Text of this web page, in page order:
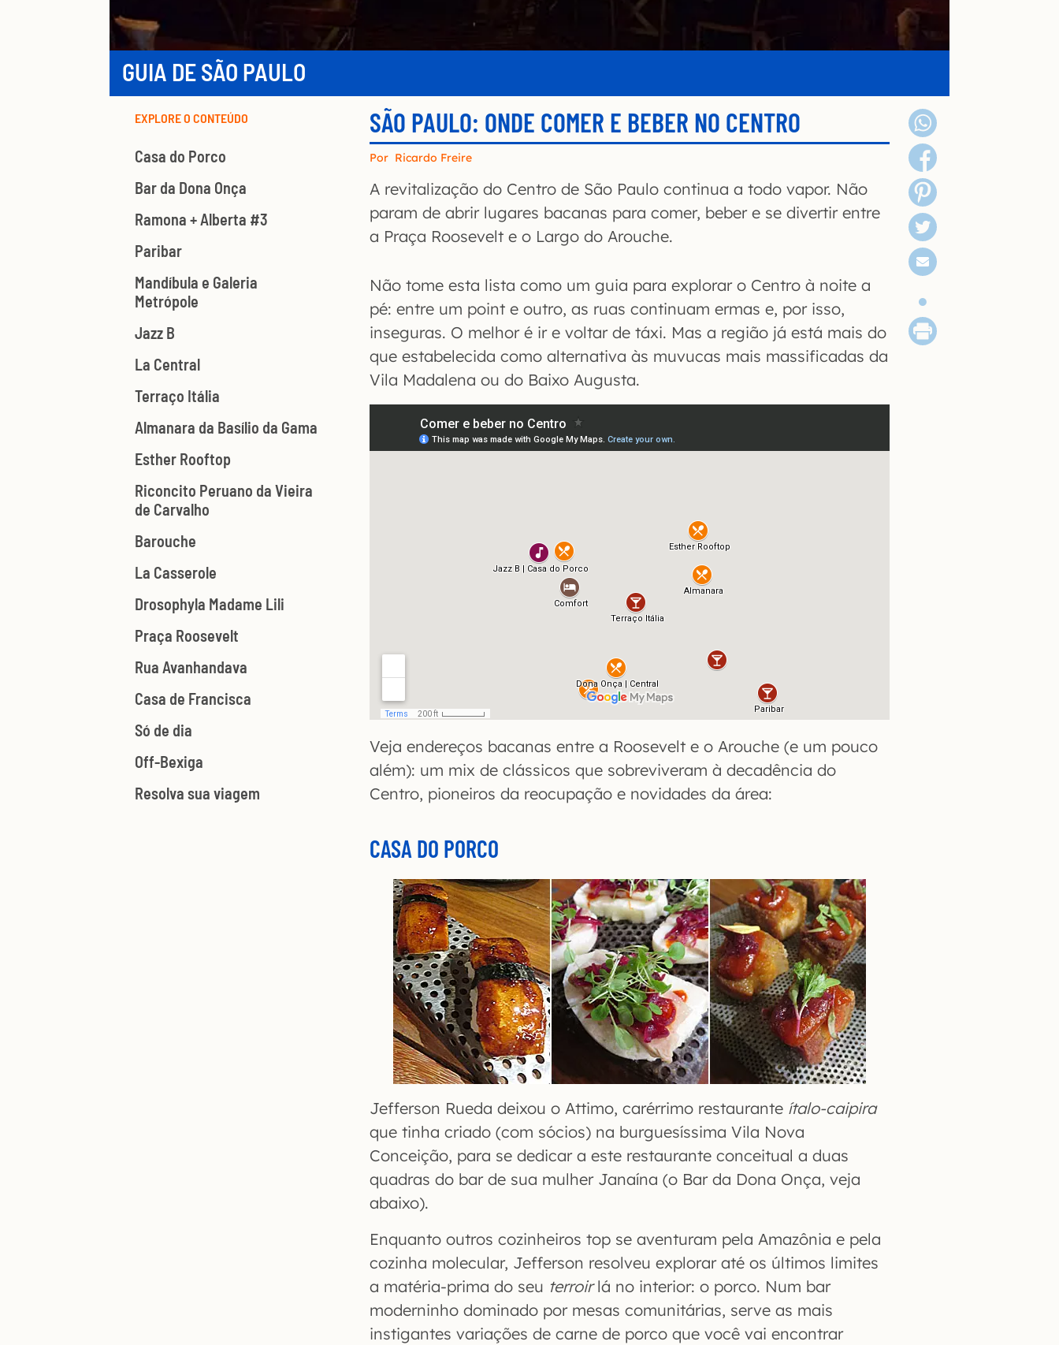
GUIA DE SÃO PAULO
EXPLORE O CONTEÚDO
Casa do Porco
Bar da Dona Onça
Ramona + Alberta #3
Paribar
Mandíbula e Galeria
Metrópole
Jazz B
La Central
Terraço Itália
Almanara da Basílio da Gama
Esther Rooftop
Riconcito Peruano da Vieira
de Carvalho
Barouche
La Casserole
Drosophyla Madame Lili
Praça Roosevelt
Rua Avanhandava
Casa de Francisca
Só de dia
Off-Bexiga
Resolva sua viagem
SÃO PAULO: ONDE COMER E BEBER NO CENTRO
Por Ricardo Freire
A revitalização do Centro de São Paulo continua a todo vapor. Não
param de abrir lugares bacanas para comer, beber e se divertir entre
a Praça Roosevelt e o Largo do Arouche.
Não tome esta lista como um guia para explorar o Centro à noite a
pé: entre um point e outro, as ruas continuam ermas e, por isso,
inseguras. O melhor é ir e voltar de táxi. Mas a região já está mais do
que estabelecida como alternativa às muvucas mais massificadas da
Vila Madalena ou do Baixo Augusta.
Veja endereços bacanas entre a Roosevelt e o Arouche (e um pouco
além): um mix de clássicos que sobreviveram à decadência do
Centro, pioneiros da reocupação e novidades da área:
CASA DO PORCO
Jefferson Rueda deixou o Attimo, carérrimo restaurante ítalo-caipira
que tinha criado (com sócios) na burguesíssima Vila Nova
Conceição, para se dedicar a este restaurante conceitual a duas
quadras do bar de sua mulher Janaína (o Bar da Dona Onça, veja
abaixo).
Enquanto outros cozinheiros top se aventuram pela Amazônia e pela
cozinha molecular, Jefferson resolveu explorar até os últimos limites
a matéria-prima do seu terroirlá no interior: o porco. Num bar
moderninho dominado por mesas comunitárias, serve as mais
instigantes variações de carne de porco que você vai encontrar